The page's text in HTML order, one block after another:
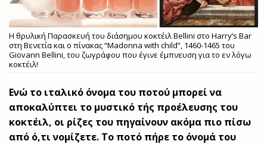
Η θρυλική Παρασκευή του διάσημου κοκτέιλ Bellini στο Harry’s Bar
στη Βενετία και ο πίνακας “Μadonna with child”, 1460-1465 του
Giovann Bellini, του ζωγράφου που έγινε έμπνευση για το εν λόγω
κοκτέιλ!
Ενώ το ιταλικό όνομα του ποτού μπορεί να
αποκαλύπτει το μυστικό τής προέλευσης του
κοκτέιλ, οι ρίζες του πηγαίνουν ακόμα πιο πίσω
από ό,τι νομίζετε. Το ποτό πήρε το όνομά του